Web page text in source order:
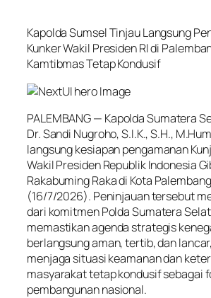
Kapolda Sumsel Tinjau Langsung
Kunker Wakil Presiden RI di
Kamtibmas Tetap Kondusif
PALEMBANG — Kapolda Sumatera
Dr. Sandi Nugroho, S.I.K., S.H.,
langsung kesiapan pengamanan
Wakil Presiden Republik Indonesia
Rakabuming Raka di Kota
(16/7/2026). Peninjauan tersebut
dari komitmen Polda Sumatera
memastikan agenda strategis
berlangsung aman, tertib, dan
menjaga situasi keamanan dan
masyarakat tetap kondusif sebagai
pembangunan nasional.